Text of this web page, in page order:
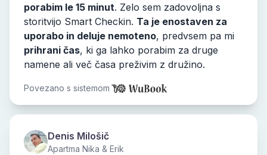
porabim le 15 minut. Zelo sem zadovoljna s
storitvijo Smart Checkin. Ta je enostaven za
uporabo in deluje nemoteno, predvsem pa mi
prihrani čas, ki ga lahko porabim za druge
namene ali več časa preživim z družino.
Povezano s sistemom
Denis Milošič
Apartma Nika & Erik